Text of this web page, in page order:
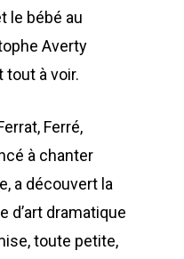
le bébé au
Averty
tout à voir.
Ferré,
à chanter
a découvert la
d’art dramatique
toute petite,